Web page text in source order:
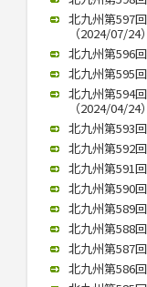
北九州第597
（2024/07/24）
北九州第596
北九州第595
北九州第594
（2024/04/24）
北九州第593
北九州第592
北九州第591
北九州第590
北九州第589
北九州第588
北九州第587
北九州第586